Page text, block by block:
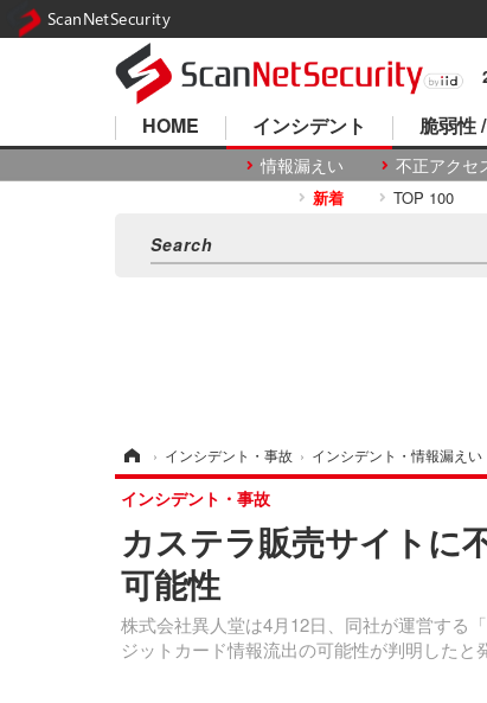
HOME インシデント
情報漏えい 不正アクセ
脆弱性
新着 TOP 100
› インシデント・事故 › インシデント・情報漏えい
カステラ販売サイトに
可能性
株式会社異人堂は4月12日、同社が運営する
ジットカード情報流出の可能性が判明したと
インシデント・事故
ScanNetSecurity